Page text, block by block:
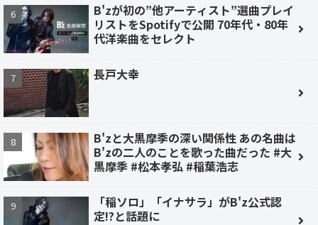
B'zが初の”他アーティスト”選曲プレイ
リストをSpotifyで公開 70年代・80年
代洋楽曲をセレクト
長戸大幸
B'zと大黒摩季の深い関係性 あの名曲は
B'zの二人のことを歌った曲だった #大
黒摩季 #松本孝弘 #稲葉浩志
「稲ソロ」「イナサラ」がB'z公式認
定!?と話題に